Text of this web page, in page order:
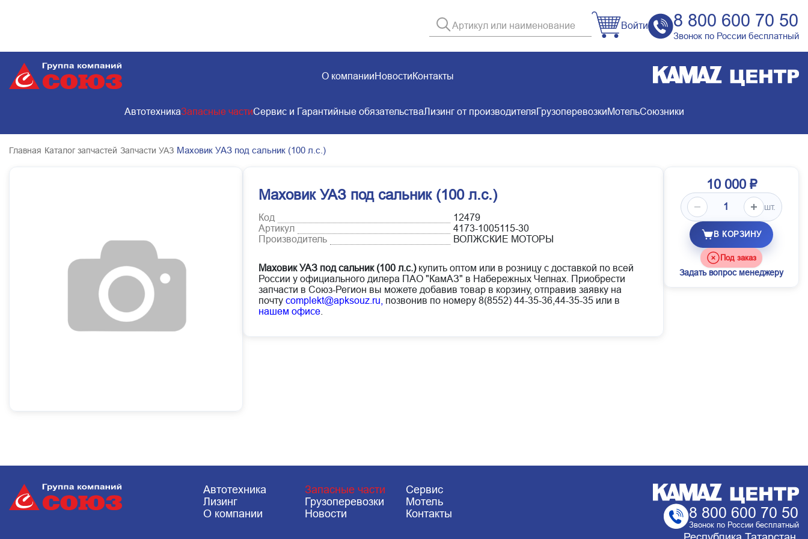
Войти 8 800 600 70 50
Звонок по России бесплатный
О компанииНовостиКонтакты
АвтотехникаЗапасные частиСервис и Гарантийные обязательстваЛизинг от производителяГрузоперевозкиМотельСоюзники
Главная Каталог запчастей Запчасти УАЗ Маховик УАЗ под сальник (100 л.с.)
Маховик УАЗ под сальник (100 л.с.)
Код
12479
Артикул
4173-1005115-30
Производитель
ВОЛЖСКИЕ МОТОРЫ
Маховик УАЗ под сальник (100 л.с.)купить оптом или в розницу с доставкой по всей
России у официального дилера ПАО "КамАЗ" в Набережных Челнах. Приобрести
запчасти в Союз-Регион вы можете добавив товар в корзину, отправив заявку на
почту complekt@apksouz.ru, позвонив по номеру 8(8552) 44-35-36,44-35-35 или в
нашем офисе
10 000 ₽
шт.
В КОРЗИНУ
Под заказ
Задать вопрос менеджеру
Автотехника Запасные части
Сервис
Лизинг
Грузоперевозки
Мотель
О компании
Новости Контакты 8 800 600 70 50
Звонок по России бесплатный